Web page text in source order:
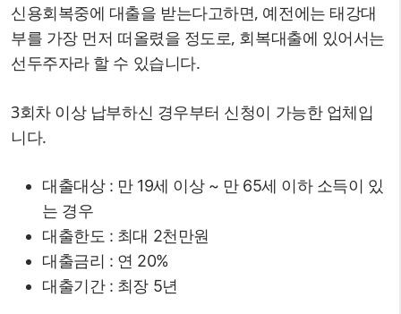
신용회복중에 대출을 받는다고하면, 예전에는 태강대
부를 가장 먼저 떠올렸을 정도로, 회복대출에 있어서는
선두주자라 할 수 있습니다.
3회차 이상 납부하신 경우부터 신청이 가능한 업체입
니다.
대출대상 : 만 19세 이상 ~ 만 65세 이하 소득이 있
는 경우
대출한도 : 최대 2천만원
대출금리 : 연 20%
대출기간 : 최장 5년